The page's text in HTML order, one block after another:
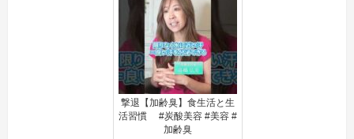
撃退【加齢臭】食生活と生
活習慣 #炭酸美容 #美容 #
加齢臭